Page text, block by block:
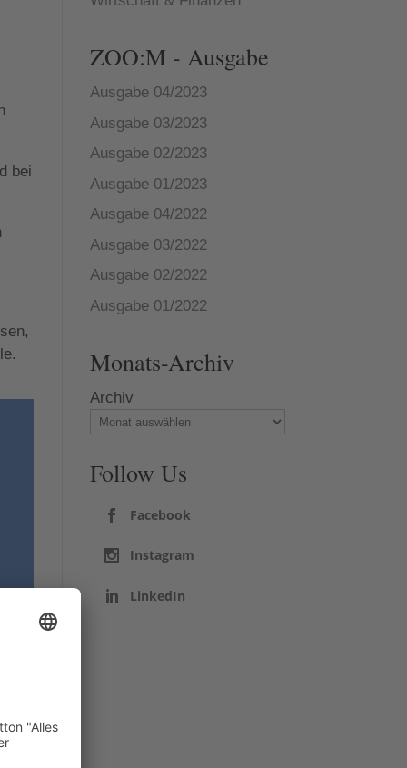
bei
ZOO:M - Ausgabe
Ausgabe 04/2023
Ausgabe 03/2023
Ausgabe 02/2023
Ausgabe 01/2023
Ausgabe 04/2022
Ausgabe 03/2022
Ausgabe 02/2022
Ausgabe 01/2022
Monats-Archiv
Archiv
Follow Us
Facebook
Instagram
LinkedIn